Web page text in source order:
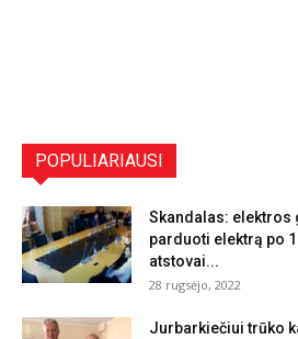
POPULIARIAUSI
Skandalas: elektros
parduoti elektrą po
atstovai...
28 rugsėjo, 2022
Jurbarkiečiui trūko